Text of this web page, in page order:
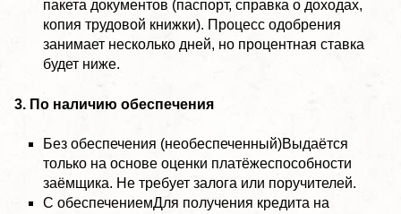
пакета документов (паспорт, справка о доходах,
копия трудовой книжки). Процесс одобрения
занимает несколько дней, но процентная ставка
будет ниже.
3. По наличию обеспечения
Без обеспечения (необеспеченный)Выдаётся
только на основе оценки платёжеспособности
заёмщика. Не требует залога или поручителей.
С обеспечениемДля получения кредита на